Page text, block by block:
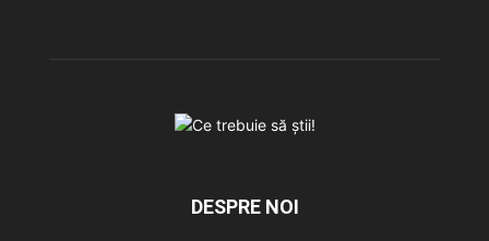
DESPRE NOI